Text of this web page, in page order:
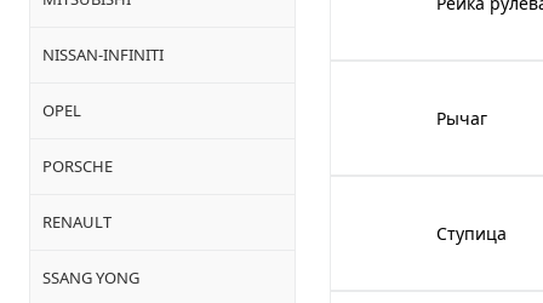
NISSAN-INFINITI
OPEL
PORSCHE
RENAULT
SSANG YONG
Рычаг
Ступица